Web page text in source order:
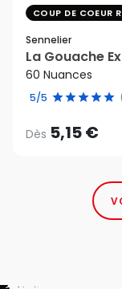
COUP DE COEUR
Sennelier
La Gouache
60 Nuances
5/5
Dès 5,15 €